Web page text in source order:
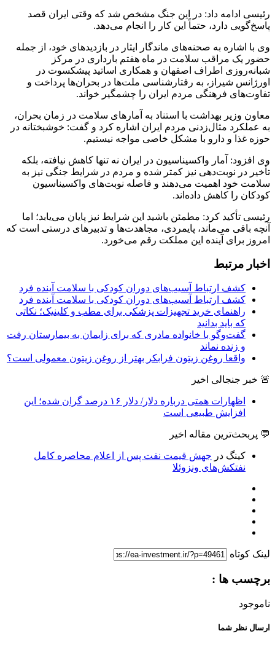
رئیسی ادامه داد: در این جنگ مشخص شد که وقتی ایران قصد
پاسخ‌گویی دارد، حتماً این کار را انجام می‌دهد.
وی با اشاره به صحنه‌های ماندگار ایثار در بازدیدهای خود، از جمله
حضور یک مراقب سلامت در ماه هفتم بارداری در مرکز
شبانه‌روزی اطراف اصفهان و همکاری اساتید پیشکسوت در
اورژانس شیراز، به رفتارشناسی ملت‌ها در بحران‌ها پرداخت و
تفاوت‌های فرهنگی مردم ایران را چشمگیر خواند.
معاون وزیر بهداشت با استناد به آمارهای سلامت در زمان بحران،
به عملکرد مثال‌زدنی مردم ایران اشاره کرد و گفت: خوشبختانه در
حوزه غذا و دارو با مشکل خاصی مواجه نیستیم.
وی افزود: آمار واکسیناسیون در ایران نه تنها کاهش نیافته، بلکه
تأخیر در نوبت‌دهی نیز کمتر شده و مردم در شرایط جنگی نیز به
سلامت خود اهمیت می‌دهند و فاصله نوبت‌های واکسیناسیون
کودکان را کاهش داده‌اند.
رئیسی تأکید کرد: مطمئن باشید این شرایط نیز پایان می‌یابد؛ اما
آنچه باقی می‌ماند، پایمردی، مجاهدت‌ها و تدبیرهای درستی است که
امروز برای آینده این مملکت رقم می‌خورد.
اخبار مرتبط
کشف ارتباط آسیب‌های دوران کودکی با سلامت آینده فرد
کشف ارتباط آسیب‌های دوران کودکی با سلامت آینده فرد
راهنمای خرید تجهیزات پزشکی برای مطب و کلینیک؛ نکاتی
که باید بدانید
گفت‌وگو با خانواده مادری که برای زایمان به بیمارستان رفت
و زنده نماند
واقعا روغن زیتون فرابکر بهتر از روغن زیتون معمولی است؟
🚨 خبر جنجالی اخیر
اظهارات همتی درباره دلار/ دلار ۱۶ درصد گران شده؛ این
افزایش طبیعی است
💬 پربحث‌ترین مقاله اخیر
کینگ در جهش قیمت نفت پس از اعلام محاصره کامل
نفتکش‌های ونزوئلا
لینک کوتاه
برچسب ها :
ناموجود
ارسال نظر شما